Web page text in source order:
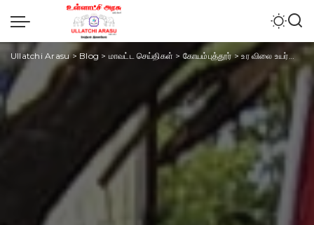
Ullatchi Arasu> Blog > மாவட்ட செய்திகள் > கோயம்புத்தூர்>உர விலை உயர்வை கண்டித்து கோவையில் விவசாயிகள் கண்டன ஆர்ப்பாட்டம்.